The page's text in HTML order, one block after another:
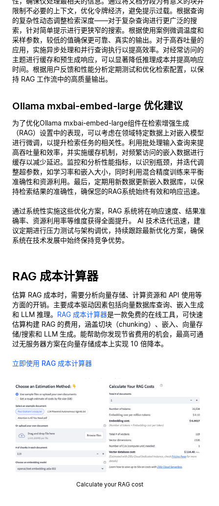
限制不必要的上下文，优化令牌经济，避免提示过载。根据查询
的复杂性动态调整检索深度——对于复杂查询进行更广泛的搜
索，针对简单提示进行更狭窄的搜索。根据使用案例微调温度和
采样参数，较低的值确保更可靠、真实的输出。对于高吞吐量的
应用，实施异步处理和并行查询执行以提高效率。对经常访问的
主题进行缓存和预生成响应，可以显著降低推理成本并提高响应
时间。根据用户反馈和性能分析定期测试和优化检索配置，以保
持 RAG 工作流中的高质量输出。
Ollama mxbai-embed-large 优化建议
为了优化Ollama mxbai-embed-large组件在检索增强生成
（RAG）设置中的表现，可以考虑在领域特定数据上对嵌入模型
进行微调，以提升检索任务的相关性。利用批处理输入查询来提
高吞吐量和效率，并实施缓存机制，对频繁访问的嵌入数据进行
缓存以减少延迟。监控和分析性能指标，以识别瓶颈，并迭代调
整超参数，如学习率和嵌入大小，同时利用混合精度训练来平衡
准确性和资源利用。最后，定期用新数据更新嵌入数据库，以保
持检索结果的准确性，确保您的RAG系统始终有效和响应迅速。
通过系统性实施这些优化方案，RAG 系统将在响应速度、结果准
确率、资源利用率等维度获得全面提升。 AI 技术迭代迅速，建
议定期进行压力测试与架构调优，持续跟踪最新优化方案，确保
系统在技术发展中始终保持竞争优势。
RAG 成本计算器
估算 RAG 成本时，需要分析向量存储、计算资源和 API 使用等
方面的开销。主要成本驱动因素包括向量数据库查询、嵌入生成
和 LLM 推理。 RAG 成本计算器是一款免费的在线工具，可快速
估算构建 RAG 的费用，涵盖切块（chunking）、嵌入、向量存
储/搜索和 LLM 生成。能帮助你发现节省费用的机会，最高可通
过无服务器方案在向量存储成本上实现 10 倍降本。
立即使用 RAG 成本计算器
Calculate your RAG cost